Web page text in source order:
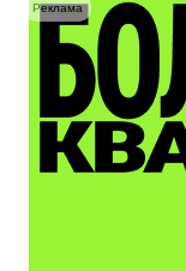
Реклама